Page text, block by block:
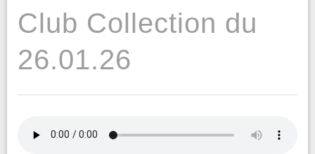
Club Collection du
26.01.26